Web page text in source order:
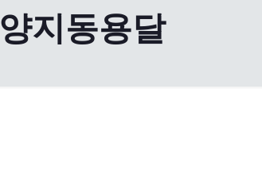
양지동용달